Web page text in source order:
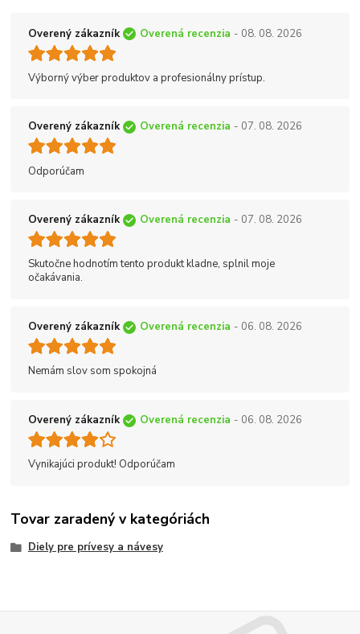
Overený zákazník Overená recenzia - 08. 08. 2026
Výborný výber produktov a profesionálny prístup.
Overený zákazník Overená recenzia - 07. 08. 2026
Odporúčam
Overený zákazník Overená recenzia - 07. 08. 2026
Skutočne hodnotím tento produkt kladne, splnil moje
očakávania.
Overený zákazník Overená recenzia - 06. 08. 2026
Nemám slov som spokojná
Overený zákazník Overená recenzia - 06. 08. 2026
Vynikajúci produkt! Odporúčam
Tovar zaradený v kategóriách
Diely pre prívesy a návesy